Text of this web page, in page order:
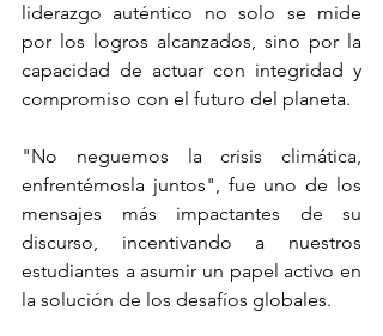
liderazgo auténtico no solo se mide
por los logros alcanzados, sino por la
capacidad de actuar con integridad y
compromiso con el futuro del planeta.
"No neguemos la crisis climática,
enfrentémosla juntos", fue uno de los
mensajes más impactantes de su
discurso, incentivando a nuestros
estudiantes a asumir un papel activo en
la solución de los desafíos globales.